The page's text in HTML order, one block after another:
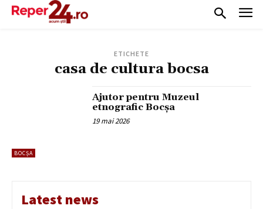
ETICHETE
casa de cultura bocsa
BOCȘA
Ajutor pentru Muzeul
etnografic Bocșa
19 mai 2026
Latest news